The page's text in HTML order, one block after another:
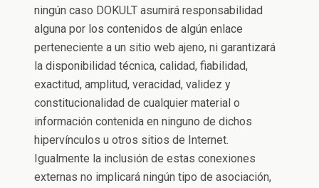
ningún caso DOKULT asumirá responsabilidad
alguna por los contenidos de algún enlace
perteneciente a un sitio web ajeno, ni garantizará
la disponibilidad técnica, calidad, fiabilidad,
exactitud, amplitud, veracidad, validez y
constitucionalidad de cualquier material o
información contenida en ninguno de dichos
hipervínculos u otros sitios de Internet.
Igualmente la inclusión de estas conexiones
externas no implicará ningún tipo de asociación,